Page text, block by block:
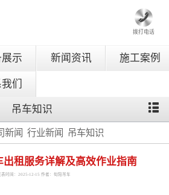
拨打电话
示 新闻资讯 施工案例
们
吊车知识
新闻 行业新闻 吊车知识
出租服务详解及高效作业指南
表时间：2025-12-15 作者：旬阳吊车